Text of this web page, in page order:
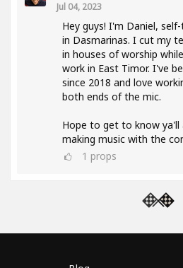
Jul 04, 2023
Hey guys! I'm Daniel,
in Dasmarinas. I cut my
in houses of worship
work in East Timor. I've
since 2018 and love
both ends of the mic.
Hope to get to know ya'll
making music with the
1 props